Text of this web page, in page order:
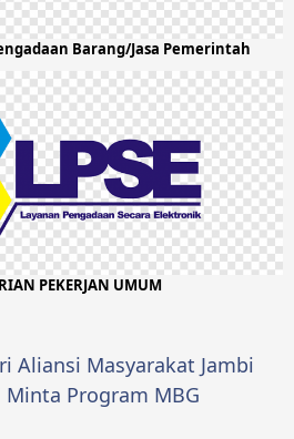
Barang/Jasa Pemerintah
PEKERJAN UMUM
Aliansi Masyarakat Jambi
Program MBG